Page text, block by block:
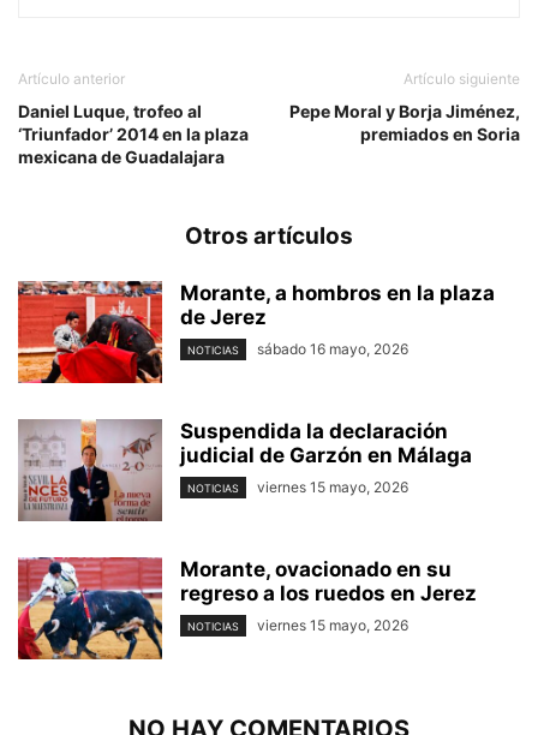
Artículo anterior
Daniel Luque, trofeo al
‘Triunfador’ 2014 en la plaza
mexicana de Guadalajara
Artículo siguiente
Pepe Moral y Borja Jiménez,
premiados en Soria
Otros artículos
Morante, a hombros en la plaza
de Jerez
NOTICIAS sábado 16 mayo, 2026
Suspendida la declaración
judicial de Garzón en Málaga
NOTICIAS viernes 15 mayo, 2026
Morante, ovacionado en su
regreso a los ruedos en Jerez
NOTICIAS viernes 15 mayo, 2026
NO HAY COMENTARIOS